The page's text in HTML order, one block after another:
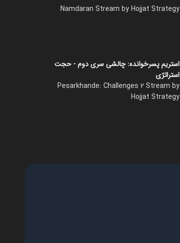
فصل ۱ - قسمت ۲۱
Namdaran Stream by Hojjat Strategy
استریم پسرخوانده: چالشی سری دوم - حجت
استراتژی
Pesarkhande: Challenges 2 Stream by
Hojjat Strategy